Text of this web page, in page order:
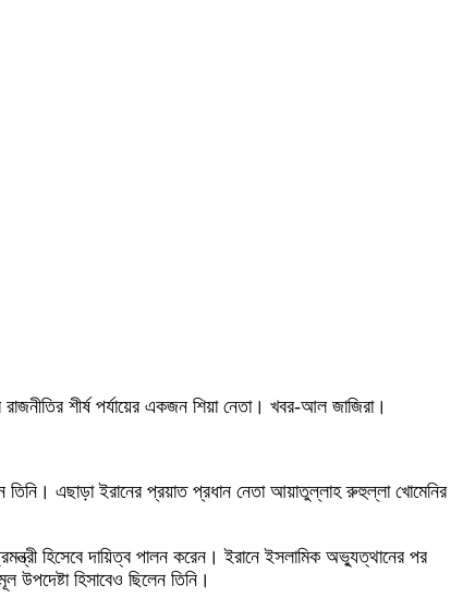
শীর্ষ পর্যায়ের একজন শিয়া নেতা। খবর-আল জাজিরা।
তিনি। এছাড়া ইরানের প্রয়াত প্রধান নেতা আয়াতুল্লাহ রুহুল্লা খোমেনির
হিসেবে দায়িত্ব পালন করেন। ইরানে ইসলামিক অভ্যুত্থানের পর
হিসাবেও ছিলেন তিনি।